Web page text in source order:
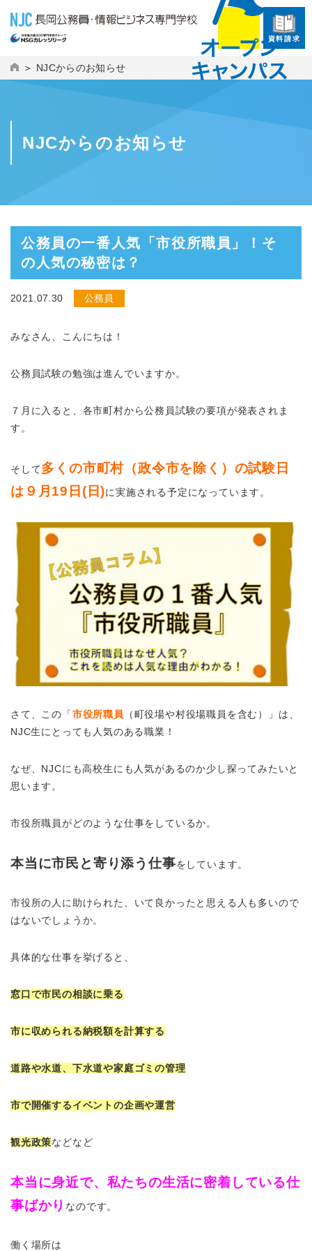
資料請求
NJCからのお知らせ
NJCからのお知らせ
公務員の一番人気「市役所職員」！そ
の人気の秘密は？
2021.07.30 公務員
みなさん、こんにちは！
公務員試験の勉強は進んでいますか。
７月に入ると、各市町村から公務員試験の要項が発表されま
す。
そして多くの市町村（政令市を除く）の試験日
は９月19日(日)に実施される予定になっています。
さて、この「市役所職員
（町役場や村役場職員を含む）」は、
NJC生にとっても人気のある職業！
なぜ、NJCにも高校生にも人気があるのか少し探ってみたいと
思います。
市役所職員がどのような仕事をしているか。
本当に市民と寄り添う仕事をしています。
市役所の人に助けられた、いて良かったと思える人も多いので
はないでしょうか。
具体的な仕事を挙げると、
窓口で市民の相談に乗る
市に収められる納税額を計算する
道路や水道、下水道や家庭ゴミの管理
市で開催するイベントの企画や運営
観光政策などなど
本当に身近で、私たちの生活に密着している仕
事ばかり なのです。
働く場所は